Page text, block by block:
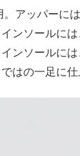
アッパーに
ンソールに
ンソールに
はの一足に仕